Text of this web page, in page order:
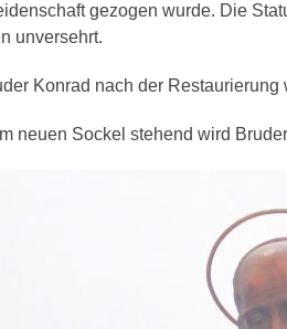
gezogen wurde. Die
unversehrt.
Konrad nach der
neuen Sockel stehend wird